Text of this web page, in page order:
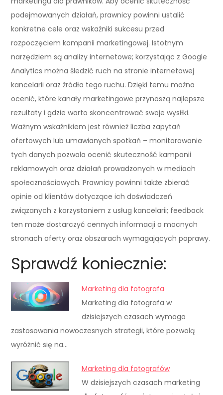
podejmowanych działań, prawnicy powinni ustalić
konkretne cele oraz wskaźniki sukcesu przed
rozpoczęciem kampanii marketingowej. Istotnym
narzędziem są analizy internetowe; korzystając z Google
Analytics można śledzić ruch na stronie internetowej
kancelarii oraz źródła tego ruchu. Dzięki temu można
ocenić, które kanały marketingowe przynoszą najlepsze
rezultaty i gdzie warto skoncentrować swoje wysiłki.
Ważnym wskaźnikiem jest również liczba zapytań
ofertowych lub umawianych spotkań – monitorowanie
tych danych pozwala ocenić skuteczność kampanii
reklamowych oraz działań prowadzonych w mediach
społecznościowych. Prawnicy powinni także zbierać
opinie od klientów dotyczące ich doświadczeń
związanych z korzystaniem z usług kancelarii; feedback
ten może dostarczyć cennych informacji o mocnych
stronach oferty oraz obszarach wymagających poprawy.
Sprawdź koniecznie:
Marketing dla fotografa
Marketing dla fotografa w
dzisiejszych czasach wymaga
zastosowania nowoczesnych strategii, które pozwolą
wyróżnić się na…
Marketing dla fotografów
W dzisiejszych czasach marketing